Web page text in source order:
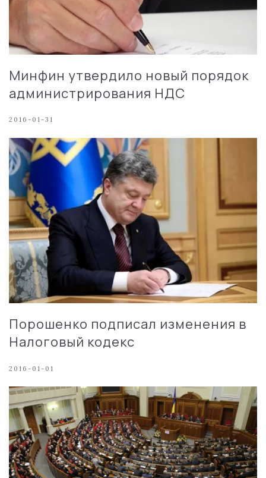
Минфин утвердило новый порядок
администрирования НДС
2016-01-31
Порошенко подписал изменения в
Налоговый кодекс
2016-01-01